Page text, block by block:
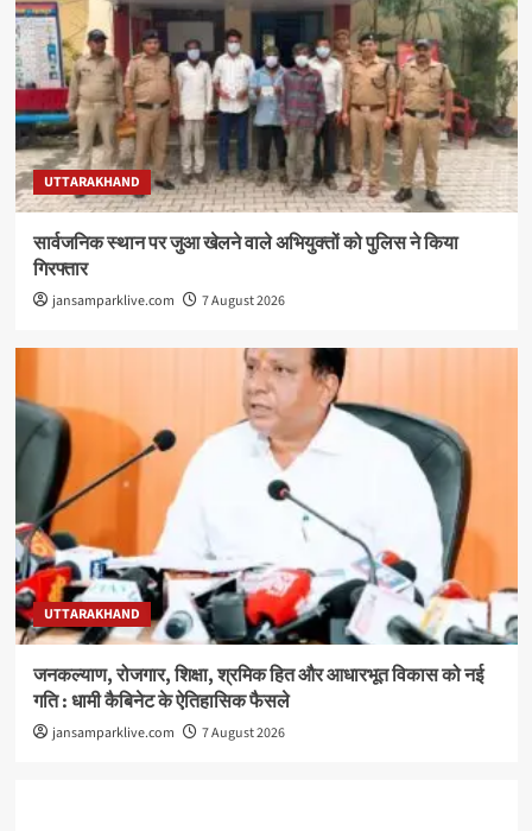
UTTARAKHAND
सार्वजनिक स्थान पर जुआ खेलने वाले अभियुक्तों को पुलिस ने किया
गिरफ्तार
jansamparklive.com 7 August 2026
UTTARAKHAND
जनकल्याण, रोजगार, शिक्षा, श्रमिक हित और आधारभूत विकास को नई
गति : धामी कैबिनेट के ऐतिहासिक फैसले
jansamparklive.com 7 August 2026